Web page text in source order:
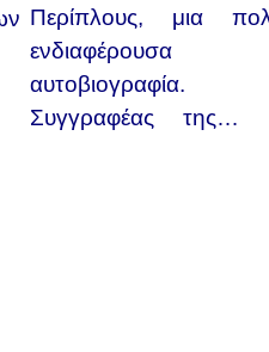
Περίπλους, μια
ενδιαφέρουσα
αυτοβιογραφία.
Συγγραφέας της…